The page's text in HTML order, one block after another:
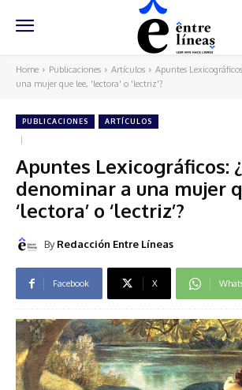
Home Publicaciones Artículos
Apuntes
una mujer que lee, 'lectora' o 'lectriz'?
PUBLICACIONES ARTÍCULOS
Apuntes Lexicográficos:
denominar a una mujer
‘lectora’ o ‘lectriz’?
By Redacción Entre Líneas
Facebook X